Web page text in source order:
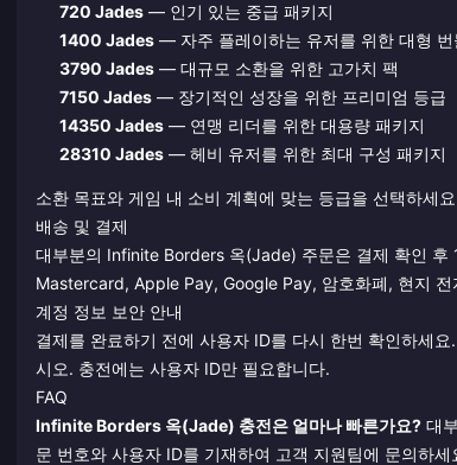
720 Jades— 인기 있는 중급 패키지
1400 Jades— 자주 플레이하는 유저를 위한 대형 번
3790 Jades— 대규모 소환을 위한 고가치 팩
7150 Jades— 장기적인 성장을 위한 프리미엄 등급
14350 Jades— 연맹 리더를 위한 대용량 패키지
28310 Jades— 헤비 유저를 위한 최대 구성 패키지
소환 목표와 게임 내 소비 계획에 맞는 등급을 선택하세
배송 및 결제
대부분의 Infinite Borders 옥(Jade) 주문은 결제 확인 후
Mastercard, Apple Pay, Google Pay, 암호화폐, 현지
계정 정보 보안 안내
결제를 완료하기 전에 사용자 ID를 다시 한번 확인하세
시오. 충전에는 사용자 ID만 필요합니다.
FAQ
Infinite Borders 옥(Jade) 충전은 얼마나 빠른가요? 대
문 번호와 사용자 ID를 기재하여 고객 지원팀에 문의하세